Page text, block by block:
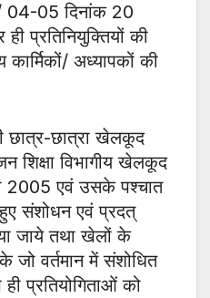
05 दिनांक 20
प्रतिनियुक्तियों की
अध्यापकों की
छात्रा खेलकूद
शिक्षा विभागीय खेलकूद
2005 एवं उसके पश्चात
संशोधन एवं प्रदत्
जाये तथा खेलों के
वर्तमान में संशोधित
प्रतियोगिताओं को